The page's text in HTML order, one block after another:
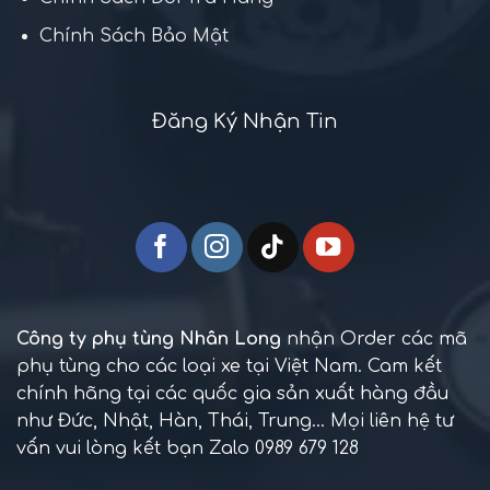
✅ Điện – đèn – cảm biến
✅ Các linh kiện nội – ngoại thất…
Chất lượng đảm bảo , có chính sách đổi trả rõ
Giao hàng toàn quốc , tư vấn kỹ thuật tận tình
Liên hệ Phụ tùng Nhân Long
phù hợp cho dòng xe của bạn!
Chính Sách Bảo Mật
Đăng Ký Nhận Tin
Công ty phụ tùng Nhân Long nhận Order các mã
phụ tùng cho các loại xe tại Việt Nam. Cam kết
chính hãng tại các quốc gia sản xuất hàng đầu
như Đức, Nhật, Hàn, Thái, Trung... Mọi liên hệ tư
vấn vui lòng kết bạn Zalo 0989 679 128